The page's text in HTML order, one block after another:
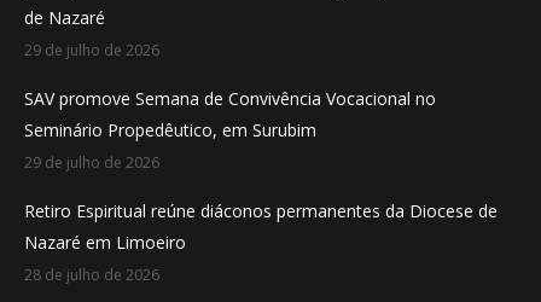
de Nazaré
29 de julho de 2026
SAV promove Semana de Convivência Vocacional no
Seminário Propedêutico, em Surubim
29 de julho de 2026
Retiro Espiritual reúne diáconos permanentes da Diocese de
Nazaré em Limoeiro
28 de julho de 2026